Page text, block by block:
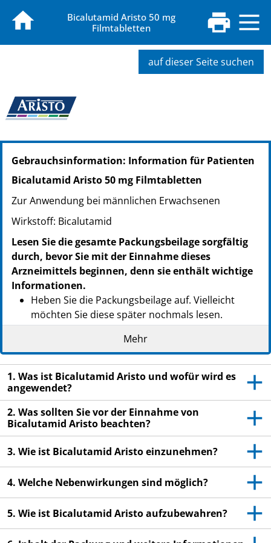
Bicalutamid Aristo 50 mg
Filmtabletten
auf dieser Seite suchen
PZN: 11150702
PPN: 111115070259
PZN: 11150719
PZN: 14410405
PPN: 111441040570
Gebrauchsinformation: Information für Patienten
Bicalutamid Aristo 50 mg Filmtabletten
Zur Anwendung bei männlichen Erwachsenen
Wirkstoff: Bicalutamid
Lesen Sie die gesamte Packungsbeilage sorgfältig
durch, bevor Sie mit der Einnahme dieses
Arzneimittels beginnen, denn sie enthält wichtige
Informationen.
Heben Sie die Packungsbeilage auf. Vielleicht
möchten Sie diese später nochmals lesen.
Wenn Sie weitere Fragen haben, wenden Sie sich
an Ihren Arzt oder Apotheker.
Dieses Arzneimittel wurde Ihnen persönlich
verschrieben. Geben Sie es nicht an Dritte weiter.
Es kann anderen Menschen schaden, auch wenn
diese die gleichen Beschwerden haben wie Sie.
Wenn Sie Nebenwirkungen bemerken, wenden Sie
sich an Ihren Arzt oder Apotheker. Dies gilt auch
für Nebenwirkungen, die nicht in dieser
Packungsbeilage angegeben sind. Siehe Abschnitt
Mehr
1. Was ist Bicalutamid Aristo und wofür wird es
angewendet?
2. Was sollten Sie vor der Einnahme von
Bicalutamid Aristo beachten?
3. Wie ist Bicalutamid Aristo einzunehmen?
4. Welche Nebenwirkungen sind möglich?
5. Wie ist Bicalutamid Aristo aufzubewahren?